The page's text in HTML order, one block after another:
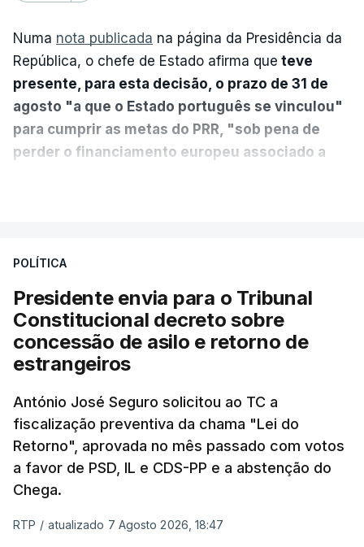
Numa nota publicada na página da Presidência da
República, o chefe de Estado afirma que teve
presente, para esta decisão, o prazo de 31 de
agosto "a que o Estado português se vinculou"
para cumprir as metas do PRR, "sob pena de
perder o financiamento europeu associado a
sistema mais simples, mais justo e transparente".
"Sempre que seja possível reduzir burocracias,
eliminar sobreposições e garantir que os apoios
chegam a quem mais necessita, estaremos a dar
um passo na direção certa", argumenta o
Presidente da República.
Assegurar que "ninguém é
prejudicado"
POLÍTICA
Presidente envia para o Tribunal
Constitucional decreto sobre
concessão de asilo e retorno de
estrangeiros
António José Seguro solicitou ao TC a
fiscalização preventiva da chama "Lei do
Retorno", aprovada no mês passado com votos
a favor de PSD, IL e CDS-PP e a abstenção do
Chega.
RTP / atualizado 7 Agosto 2026, 18:47